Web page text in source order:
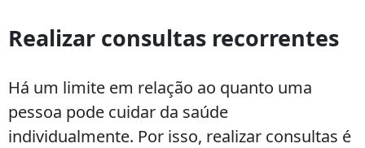
Realizar consultas recorrentes
Há um limite em relação ao quanto uma
pessoa pode cuidar da saúde
individualmente. Por isso, realizar consultas é